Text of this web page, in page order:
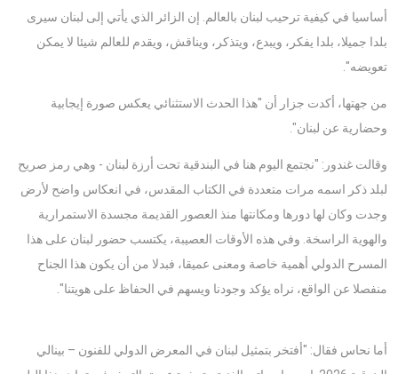
أساسيا في كيفية ترحيب لبنان بالعالم. إن الزائر الذي يأتي إلى لبنان سيرى
بلدا جميلا، بلدا يفكر، ويبدع، ويتذكر، ويناقش، ويقدم للعالم شيئا لا يمكن
تعويضه".
من جهتها، أكدت جزار أن "هذا الحدث الاستثنائي يعكس صورة إيجابية
وحضارية عن لبنان".
وقالت غندور: "نجتمع اليوم هنا في البندقية تحت أرزة لبنان - وهي رمز صريح
لبلد ذكر اسمه مرات متعددة في الكتاب المقدس، في انعكاس واضح لأرض
وجدت وكان لها دورها ومكانتها منذ العصور القديمة مجسدة الاستمرارية
والهوية الراسخة. وفي هذه الأوقات العصيبة، يكتسب حضور لبنان على هذا
المسرح الدولي أهمية خاصة ومعنى عميقا، فبدلا من أن يكون هذا الجناح
منفصلا عن الواقع، نراه يؤكد وجودنا ويسهم في الحفاظ على هويتنا".
أما نحاس فقال: "أفتخر بتمثيل لبنان في المعرض الدولي للفنون – بينالي